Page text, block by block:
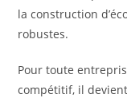
la construction
robustes.
Pour toute
compétitif, il